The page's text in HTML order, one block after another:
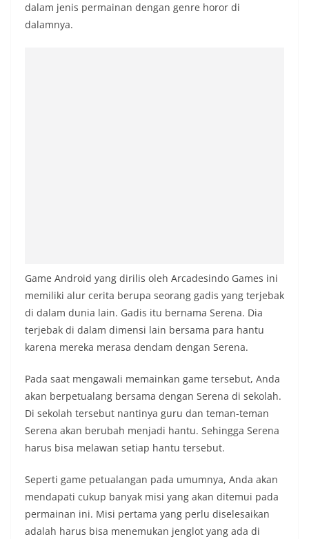
dalam jenis permainan dengan genre horor di
dalamnya.
Game Android yang dirilis oleh Arcadesindo Games ini
memiliki alur cerita berupa seorang gadis yang terjebak
di dalam dunia lain. Gadis itu bernama Serena. Dia
terjebak di dalam dimensi lain bersama para hantu
karena mereka merasa dendam dengan Serena.
Pada saat mengawali memainkan game tersebut, Anda
akan berpetualang bersama dengan Serena di sekolah.
Di sekolah tersebut nantinya guru dan teman-teman
Serena akan berubah menjadi hantu. Sehingga Serena
harus bisa melawan setiap hantu tersebut.
Seperti game petualangan pada umumnya, Anda akan
mendapati cukup banyak misi yang akan ditemui pada
permainan ini. Misi pertama yang perlu diselesaikan
adalah harus bisa menemukan jenglot yang ada di